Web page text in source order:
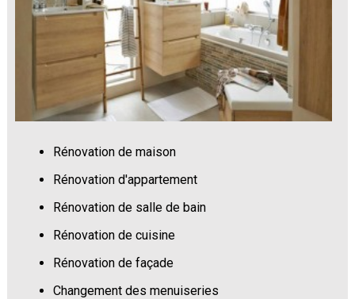
Rénovation de maison
Rénovation d'appartement
Rénovation de salle de bain
Rénovation de cuisine
Rénovation de façade
Changement des menuiseries